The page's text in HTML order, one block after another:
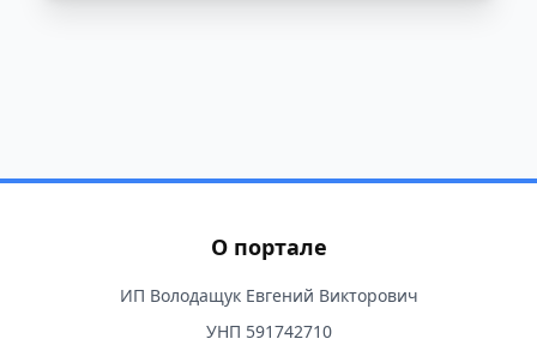
О портале
ИП Володащук Евгений Викторович
УНП 591742710